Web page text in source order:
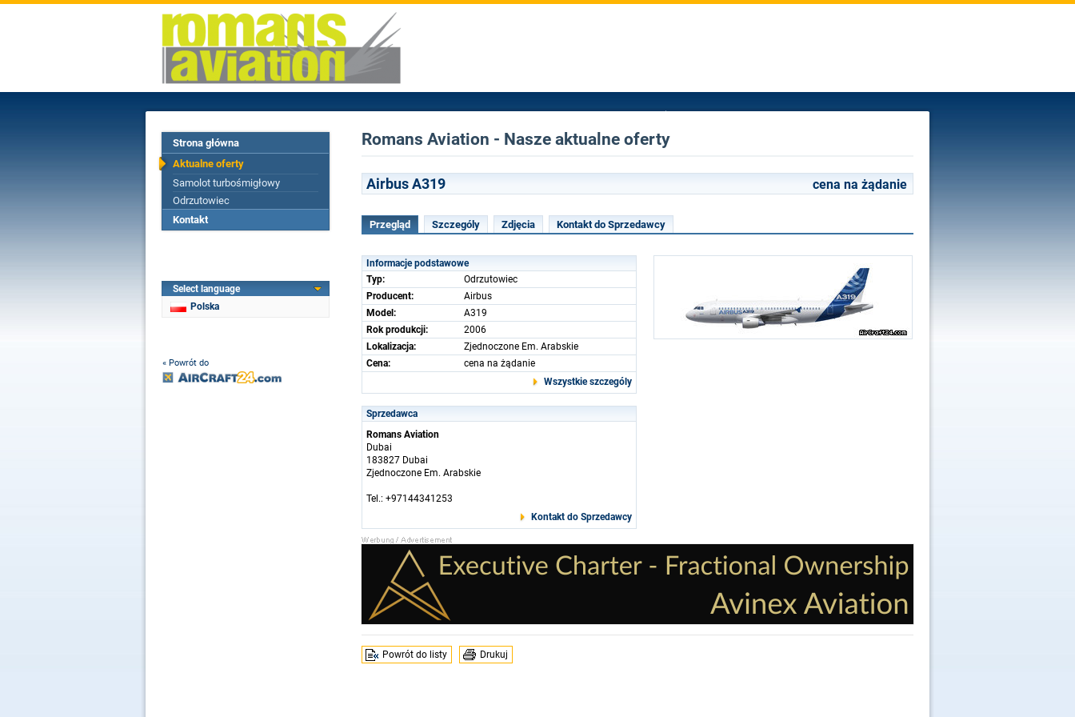
Strona główna
Aktualne oferty
Samolot turbośmigłowy
Odrzutowiec
Kontakt
Select language
Polska
« Powrót do
Romans Aviation - Nasze aktualne oferty
Airbus A319 cena na żądanie
Przegląd Szczególy Zdjęcia Kontakt do Sprzedawcy
Informacje podstawowe
Typ:
Odrzutowiec
Producent:
Airbus
Model:
A319
Rok produkcji:
2006
Lokalizacja:
Zjednoczone Em. Arabskie
Cena:
cena na żądanie
Wszystkie szczególy
Sprzedawca
Romans Aviation
Dubai
183827 Dubai
Zjednoczone Em. Arabskie
Tel.: +97144341253
Kontakt do Sprzedawcy
Powrót do listy Drukuj